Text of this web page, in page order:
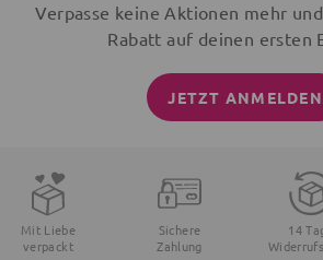
Verpasse keine Aktionen mehr
Rabatt auf deinen ersten
JETZT ANMELDEN
Mit Liebe
verpackt
Sichere
Zahlung
14